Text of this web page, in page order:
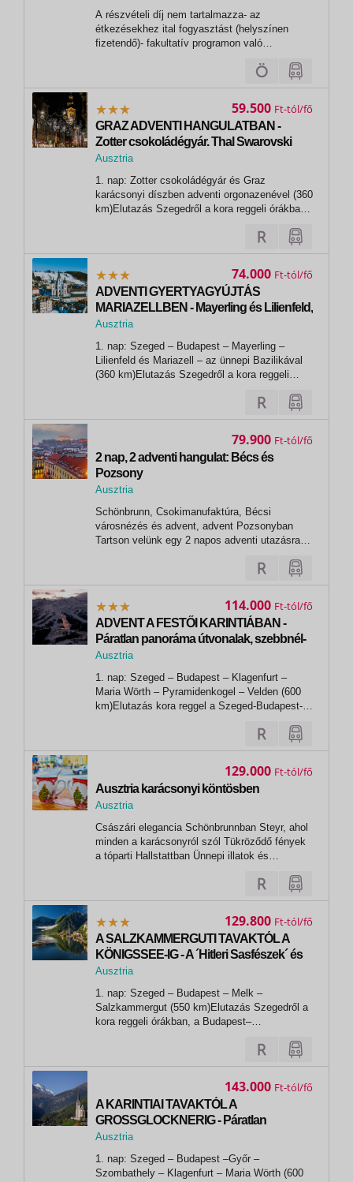
kirándulunk - Fertőd, Ruszt
A részvételi díj nem tartalmazza- az
étkezésekhez ital fogyasztást (helyszínen
fizetendő)- fakultatív programon való
kerülő programok költségeit- belépőjegyek és
az audioguide/fülhallgató árát (helyszínen
GRAZ ADVENTI HANGULATBAN -
Zotter csokoládégyár. Thal Swarovski
kristály temploma és Arnold
Schwarzenegger!
Ausztria
1. nap: Zotter csokoládégyár és Graz
karácsonyi díszben adventi orgonazenével (360
km)Elutazás Szegedről a kora reggeli órákban.
útvonalon át a stájer csokoládé fellegvárba. A
Zotter csokoládégyárban bepillantást
59.500 Ft
ADVENTI GYERTYAGYÚJTÁS
MARIAZELLBEN - Mayerling és Lilienfeld,
Semmering élményvonattal!
Kottingbrunni kastély
Ausztria
1. nap: Szeged – Budapest – Mayerling –
Lilienfeld és Mariazell – az ünnepi Bazilikával
(360 km)Elutazás Szegedről a kora reggeli
határátkelőn át érkezünk az alsó-ausztriai
Mayerlingbe, ahol Rudolf trónörökös és
74.000 Ft
2 nap, 2 adventi hangulat: Bécs és
Pozsony
Ausztria
Schönbrunn, Csokimanufaktúra, Bécsi
városnézés és advent, advent Pozsonyban
Tartson velünk egy 2 napos adventi utazásra,
79.900 Ft
ADVENT A FESTŐI KARINTIÁBAN -
Páratlan panoráma útvonalak, szebbnél-
szebb adventi vásárok
Ausztria
1. nap: Szeged – Budapest – Klagenfurt –
Maria Wörth – Pyramidenkogel – Velden (600
km)Elutazás kora reggel a Szeged-Budapest-
határátkelőn keresztül Graz–Klagenfurt–Wörthi-
tó–Spittal felé. Pihenőt tartunk Klagenfurtban,
114.000 Ft
Ausztria karácsonyi köntösben
Ausztria
Bécs
Császári elegancia Schönbrunnban Steyr, ahol
minden a karácsonyról szól Tükröződő fények
a tóparti Hallstattban Ünnepi illatok és
129.000 Ft
A SALZKAMMERGUTI TAVAKTÓL A
KÖNIGSSEE-IG - A ´Hitleri Sasfészek´ és
Salzburg, a Mozart-város megannyi
élménnyel!
Ausztria
1. nap: Szeged – Budapest – Melk –
Salzkammergut (550 km)Elutazás Szegedről a
kora reggeli órákban, a Budapest–
tavak vidékére. Útközben pihenő Melknél, a
bencés rendi apátságnál. Végigsétálunk a
129.800 Ft
A KARINTIAI TAVAKTÓL A
GROSSGLOCKNERIG - Páratlan
panoráma útvonalak, várak és kastélyok,
Malta-völgy, Heiligenblut, Ossiacher-tó
Ausztria
1. nap: Szeged – Budapest –Győr –
Szombathely – Klagenfurt – Maria Wörth (600
143.000 Ft